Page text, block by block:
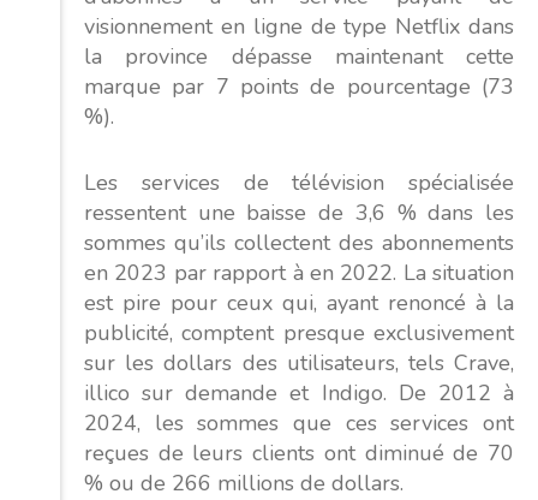
visionnement en ligne de type Netflix dans
la province dépasse maintenant cette
marque par 7 points de pourcentage (73
%).
Les services de télévision spécialisée
ressentent une baisse de 3,6 % dans les
sommes qu’ils collectent des abonnements
en 2023 par rapport à en 2022. La situation
est pire pour ceux qui, ayant renoncé à la
publicité, comptent presque exclusivement
sur les dollars des utilisateurs, tels Crave,
illico sur demande et Indigo. De 2012 à
2024, les sommes que ces services ont
reçues de leurs clients ont diminué de 70
% ou de 266 millions de dollars.